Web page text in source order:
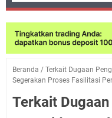
Beranda / Terkait Dugaan
Segerakan Proses Fasilitasi
Terkait